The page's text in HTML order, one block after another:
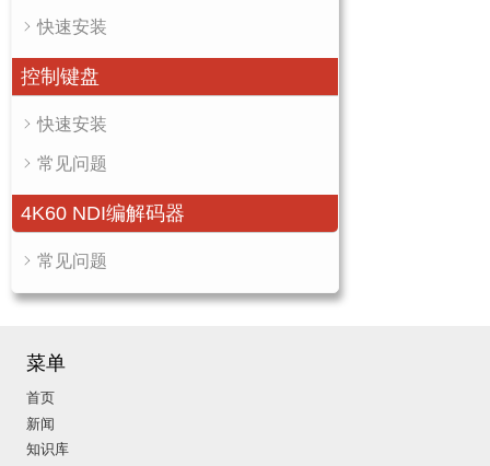
快速安装
控制键盘
快速安装
常见问题
4K60 NDI编解码器
常见问题
菜单
首页
新闻
知识库